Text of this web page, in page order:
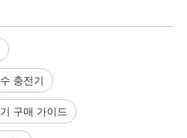
충전기
구매 가이드